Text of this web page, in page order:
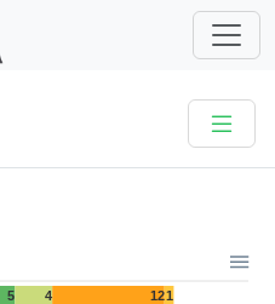
5 4 121